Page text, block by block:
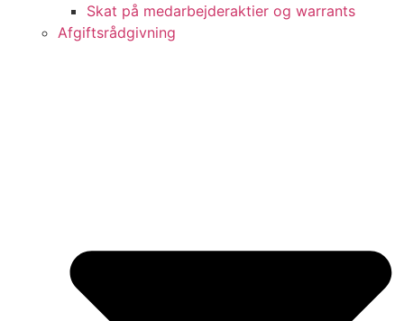
Skat på medarbejderaktier og warrants
Afgiftsrådgivning